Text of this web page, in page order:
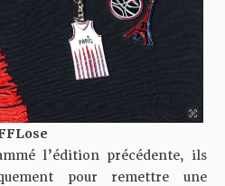
l’édition précédente, ils
pour remettre une